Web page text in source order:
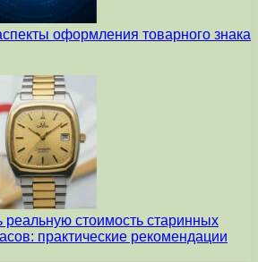
оформления товарного знака
реальную стоимость старинных
практические рекомендации